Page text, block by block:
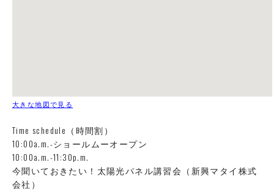
大きな地図で見る
Time schedule（時間割）
10:00a.m.-ショールムーオープン
10:00a.m.-11:30p.m.
今聞いておきたい！太陽光パネル講習会（新興マタイ株式
会社）